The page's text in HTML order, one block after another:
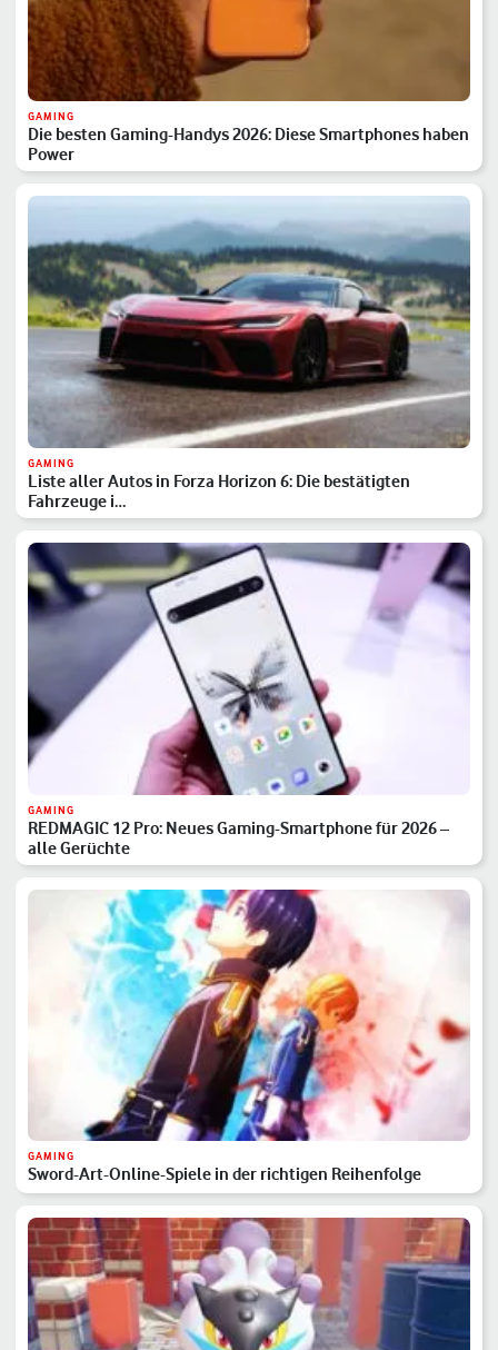
GAMING
Die besten Gaming-Handys 2026: Diese Smartphones haben
Power
GAMING
Liste aller Autos in Forza Horizon 6: Die bestätigten
Fahrzeuge i…
GAMING
REDMAGIC 12 Pro: Neues Gaming-Smartphone für 2026 –
alle Gerüchte
GAMING
Sword-Art-Online-Spiele in der richtigen Reihenfolge